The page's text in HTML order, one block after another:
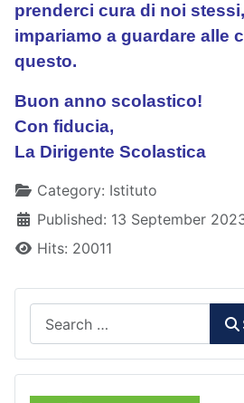
prenderci cura di noi
impariamo a guardare alle
questo.
Buon anno scolastico!
Con fiducia,
La Dirigente Scolastica
DetailsCategory: Istituto
Published: 13 September
Hits: 20011